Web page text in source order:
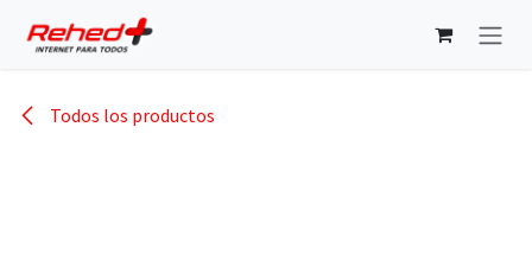
Todos los productos